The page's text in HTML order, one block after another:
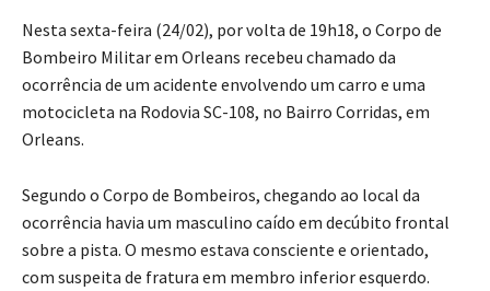
Nesta sexta-feira (24/02), por volta de 19h18, o Corpo de
Bombeiro Militar em Orleans recebeu chamado da
ocorrência de um acidente envolvendo um carro e uma
motocicleta na Rodovia SC-108, no Bairro Corridas, em
Orleans.
Segundo o Corpo de Bombeiros, chegando ao local da
ocorrência havia um masculino caído em decúbito frontal
sobre a pista. O mesmo estava consciente e orientado,
com suspeita de fratura em membro inferior esquerdo.